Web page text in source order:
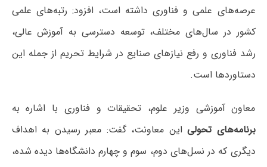
عرصه‌های علمی و فناوری داشته است، افزود: رتبه‌های علمی
کشور در سال‌های مختلف، توسعه دسترسی به آموزش عالی،
رشد فناوری و رفع نیازهای صنایع در شرایط تحریم از جمله این
دستاوردها است.
معاون آموزشی وزیر علوم، تحقیقات و فناوری با اشاره به
برنامه‌های تحولی این معاونت، گفت: معبر رسیدن به اهداف
دیگری که در نسل‌های دوم، سوم و چهارم دانشگاه‌ها دیده شده،